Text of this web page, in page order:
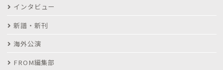
インタビュー
新譜・新刊
海外公演
FROM編集部